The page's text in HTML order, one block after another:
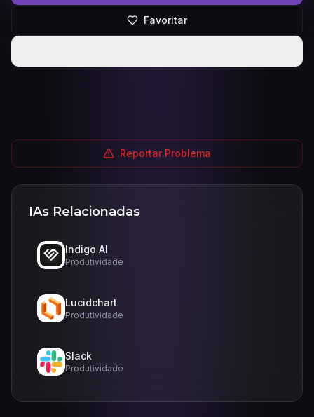
Favoritar
Reportar Problema
IAs Relacionadas
Indigo AI
Produtividade
Lucidchart
Produtividade
Slack
Produtividade